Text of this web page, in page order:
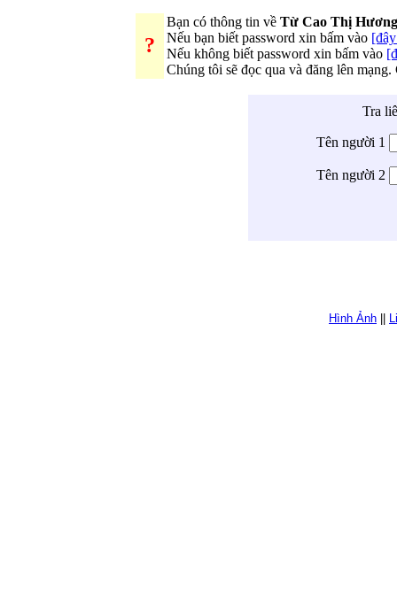
?
Bạn có thông tin về Từ Cao Thị
Nếu bạn biết password xin bấm vào
Nếu không biết password xin bấm vào
Chúng tôi sẽ đọc qua và đăng lên mạng.
Tra
Tên người 1
Tên người 2
Hình Ảnh